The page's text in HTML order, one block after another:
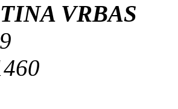
VRBAS